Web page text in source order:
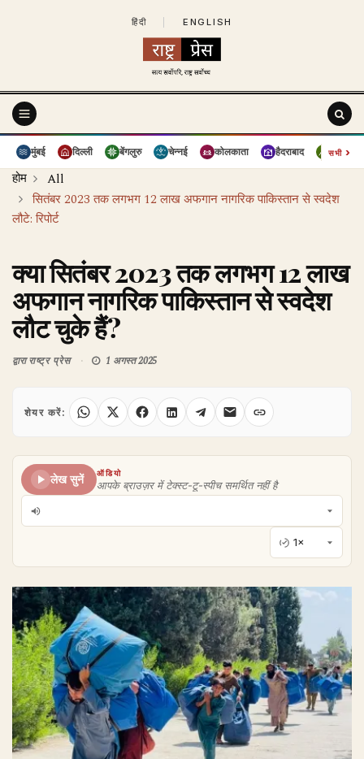
हिंदी ENGLISH
मुंबई दिल्ली बेंगलुरु चेन्नई कोलकाता हैदराबाद पुणे
सभी›
होम
All
सितंबर 2023 तक लगभग 12 लाख अफगान नागरिक पाकिस्तान से स्वदेश
लौटे: रिपोर्ट
क्या सितंबर 2023 तक लगभग 12 लाख
अफगान नागरिक पाकिस्तान से स्वदेश
लौट चुके हैं?
द्वाराराष्ट्र प्रेस 1 अगस्त 2025
शेयर करें:
लेख सुनें
ऑडियो
आपके ब्राउज़र में टेक्स्ट-टू-स्पीच समर्थित नहीं है